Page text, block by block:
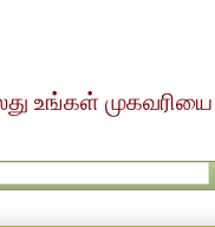
உங்கள் முகவரியை